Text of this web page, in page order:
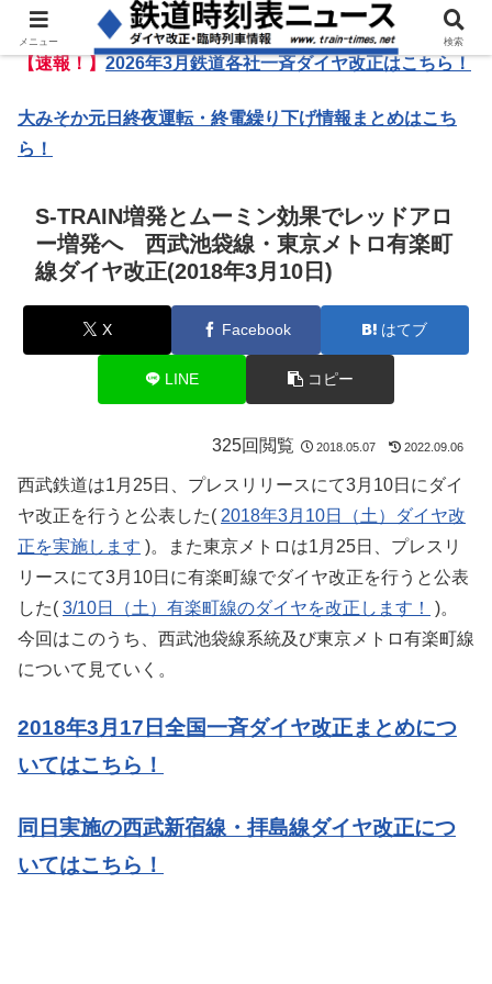
【速報！】2026年3月鉄道各社一斉ダイヤ改正はこちら！
大みそか元日終夜運転・終電繰り下げ情報まとめはこち
ら！
S-TRAIN増発とムーミン効果でレッドアロ
ー増発へ 西武池袋線・東京メトロ有楽町
線ダイヤ改正(2018年3月10日)
X Facebook はてブ
LINE コピー
325回閲覧 2018.05.07 2022.09.06
西武鉄道は1月25日、プレスリリースにて3月10日にダイ
ヤ改正を行うと公表した( 2018年3月10日（土）ダイヤ改
正を実施します )。また東京メトロは1月25日、プレスリ
リースにて3月10日に有楽町線でダイヤ改正を行うと公表
した( 3/10日（土）有楽町線のダイヤを改正します！
)。
今回はこのうち、西武池袋線系統及び東京メトロ有楽町線
について見ていく。
2018年3月17日全国一斉ダイヤ改正まとめにつ
いてはこちら！
同日実施の西武新宿線・拝島線ダイヤ改正につ
いてはこちら！
メニュー 検索